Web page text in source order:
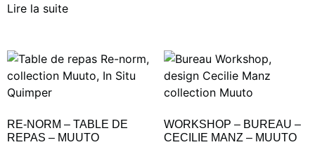
Lire la suite
RE-NORM – TABLE DE
REPAS – MUUTO
WORKSHOP – BUREAU –
CECILIE MANZ – MUUTO